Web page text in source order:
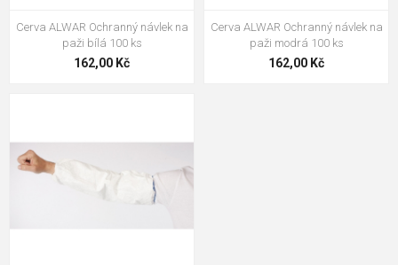
Cerva ALWAR Ochranný návlek na
paži bílá 100 ks
162,00 Kč
Cerva ALWAR Ochranný návlek na
paži modrá 100 ks
162,00 Kč